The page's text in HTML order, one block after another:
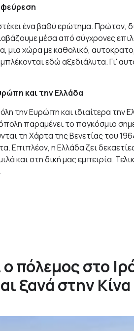
ένα βαθύ ερώτημα. Πρώτον,
μέσα από σύγχρονες
μια χώρα με καθολικό,
μπλέκονται εδώ αξεδιάλυτα. Γι'
και την Ελλάδα
την Ευρώπη και ιδιαίτερα την
παραμένει το παγκόσμιο
τη Χάρτα της Βενετίας του
Επιπλέον, η Ελλάδα ζει
και στη δική μας εμπειρία.
ο πόλεμος στο
ξανά στην Κίνα